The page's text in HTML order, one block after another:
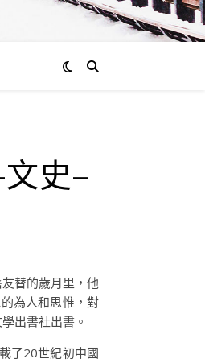
史–
替的歲月里，他
的為人和思惟，對
出書社出書。
了20世紀初中國